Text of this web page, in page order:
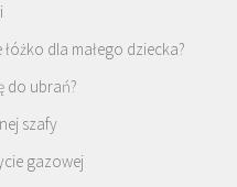
dla małego dziecka?
do ubrań?
szafy
gazowej